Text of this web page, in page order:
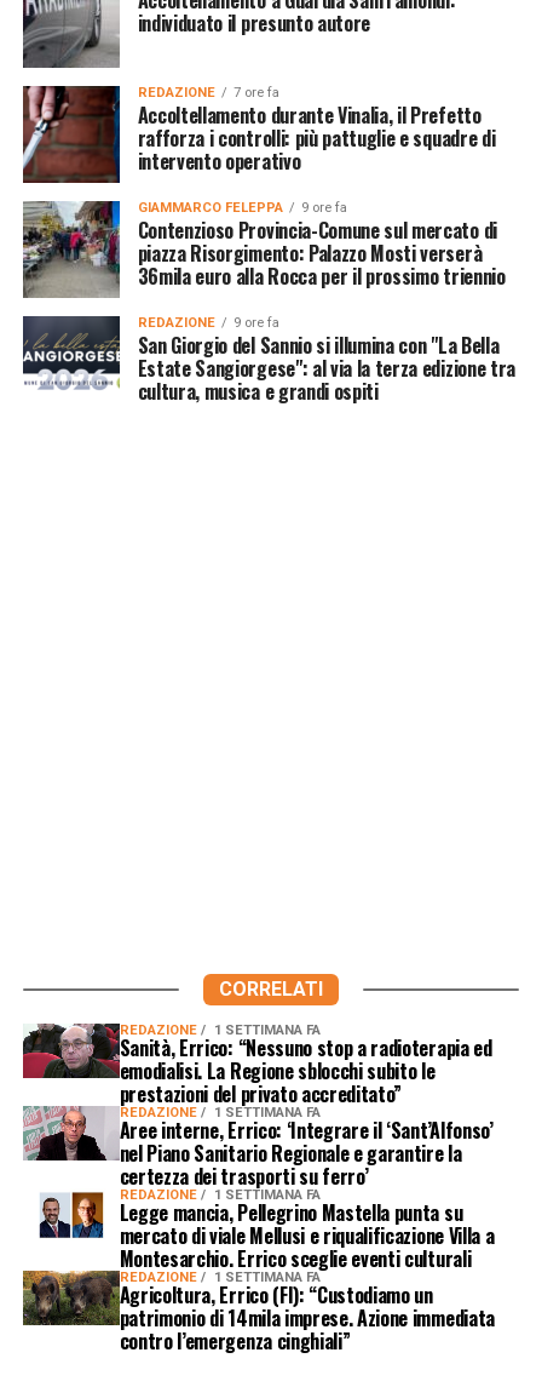
individuato il presunto autore
REDAZIONE 7 ore fa
Accoltellamento durante Vinalia, il Prefetto
rafforza i controlli: più pattuglie e squadre di
intervento operativo
GIAMMARCO FELEPPA 9 ore fa
Contenzioso Provincia-Comune sul mercato di
piazza Risorgimento: Palazzo Mosti verserà
36mila euro alla Rocca per il prossimo triennio
REDAZIONE 9 ore fa
San Giorgio del Sannio si illumina con "La Bella
Estate Sangiorgese": al via la terza edizione tra
cultura, musica e grandi ospiti
CORRELATI
REDAZIONE 1 SETTIMANA FA
Sanità, Errico: “Nessuno stop a radioterapia ed
emodialisi. La Regione sblocchi subito le
prestazioni del privato accreditato”
REDAZIONE 1 SETTIMANA FA
Aree interne, Errico: ‘Integrare il ‘Sant’Alfonso’
nel Piano Sanitario Regionale e garantire la
certezza dei trasporti su ferro’
REDAZIONE 1 SETTIMANA FA
Legge mancia, Pellegrino Mastella punta su
mercato di viale Mellusi e riqualificazione Villa a
Montesarchio. Errico sceglie eventi culturali
REDAZIONE 1 SETTIMANA FA
Agricoltura, Errico (FI): “Custodiamo un
patrimonio di 14mila imprese. Azione immediata
contro l’emergenza cinghiali”